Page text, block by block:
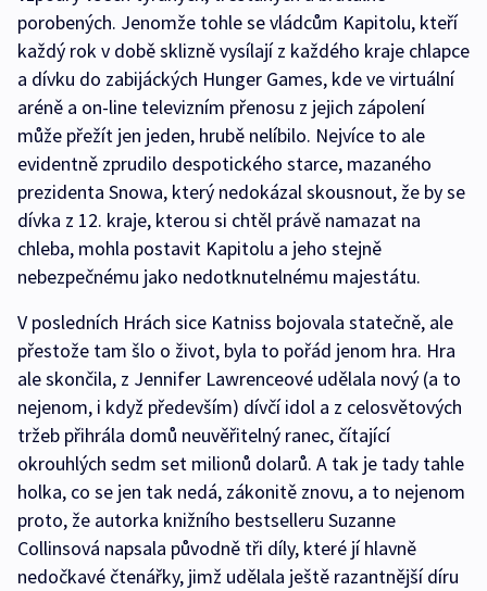
porobených. Jenomže tohle se vládcům Kapitolu, kteří
každý rok v době sklizně vysílají z každého kraje chlapce
a dívku do zabijáckých Hunger Games, kde ve virtuální
aréně a on-line televizním přenosu z jejich zápolení
může přežít jen jeden, hrubě nelíbilo. Nejvíce to ale
evidentně zprudilo despotického starce, mazaného
prezidenta Snowa, který nedokázal skousnout, že by se
dívka z 12. kraje, kterou si chtěl právě namazat na
chleba, mohla postavit Kapitolu a jeho stejně
nebezpečnému jako nedotknutelnému majestátu.
V posledních Hrách sice Katniss bojovala statečně, ale
přestože tam šlo o život, byla to pořád jenom hra. Hra
ale skončila, z Jennifer Lawrenceové udělala nový (a to
nejenom, i když především) dívčí idol a z celosvětových
tržeb přihrála domů neuvěřitelný ranec, čítající
okrouhlých sedm set milionů dolarů. A tak je tady tahle
holka, co se jen tak nedá, zákonitě znovu, a to nejenom
proto, že autorka knižního bestselleru Suzanne
Collinsová napsala původně tři díly, které jí hlavně
nedočkavé čtenářky, jimž udělala ještě razantnější díru